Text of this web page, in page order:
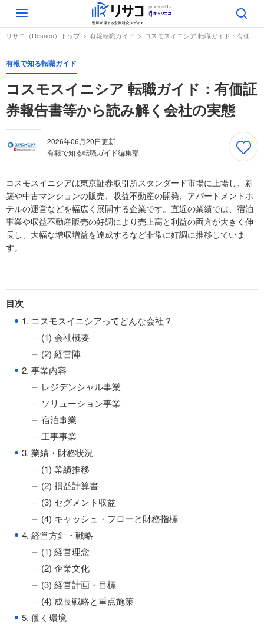
Toggle
navigation
リサコ（Resaco）トップ 有報転職ガイド コスモスイニシア 転職ガイド：有価証券報告書等から読み解く会社の実態
有報で知る転職ガイド
コスモスイニシア 転職ガイド：有価証
券報告書等から読み解く会社の実態
2026年06月20日更新
有報で知る転職ガイド編集部
コスモスイニシアは東京証券取引所スタンダード市場に上場し、新
築や中古マンションの販売、収益不動産の開発、アパートメントホ
テルの運営などを幅広く展開する企業です。直近の業績では、宿泊
事業や収益不動産販売の好調により売上高と利益の両方が大きく伸
長し、大幅な増収増益を達成するなど非常に好調に推移していま
す。
目次
● 1. コスモスイニシアってどんな会社？
(1) 会社概要
(2) 経営陣
● 2. 事業内容
レジデンシャル事業
ソリューション事業
宿泊事業
工事事業
● 3. 業績・財務状況
(1) 業績推移
(2) 損益計算書
(3) セグメント収益
(4) キャッシュ・フローと財務指標
● 4. 経営方針・戦略
(1) 経営理念
(2) 企業文化
(3) 経営計画・目標
(4) 成長戦略と重点施策
● 5. 働く環境